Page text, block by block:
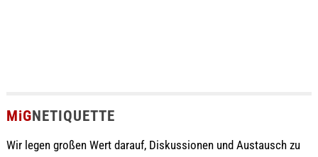
MiGNETIQUETTE
Wir legen großen Wert darauf, Diskussionen und Austausch zu